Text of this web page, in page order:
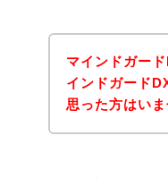
マインドガー
インドガード
思った方はいま